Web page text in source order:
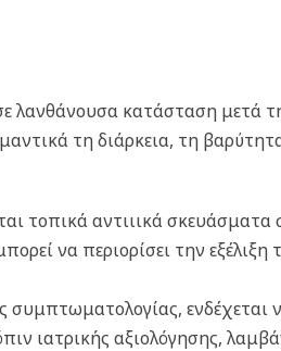
λανθάνουσα κατάσταση μετά
τη διάρκεια, τη
τοπικά αντιιικά σκευάσματα
να περιορίσει την εξέλιξη
ενδέχεται
ιατρικής αξιολόγησης,